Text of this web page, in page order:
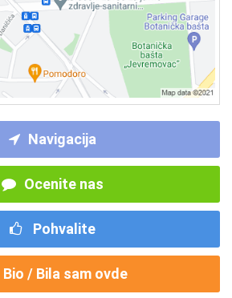
Navigacija
Ocenite nas
Pohvalite
Bio / Bila sam ovde